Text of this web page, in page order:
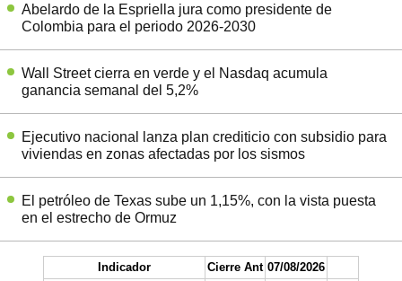
Abelardo de la Espriella jura como presidente de
Colombia para el periodo 2026-2030
Wall Street cierra en verde y el Nasdaq acumula
ganancia semanal del 5,2%
Ejecutivo nacional lanza plan crediticio con subsidio para
viviendas en zonas afectadas por los sismos
El petróleo de Texas sube un 1,15%, con la vista puesta
en el estrecho de Ormuz
Indicador Cierre Ant 07/08/2026